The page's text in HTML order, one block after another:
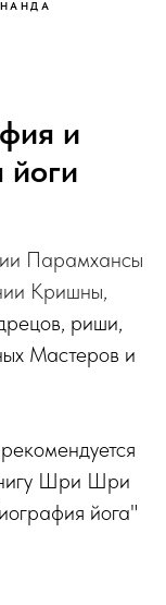
и
йоги
Парамхансы
Кришны,
риши,
Мастеров и
Шри Шри
йога"